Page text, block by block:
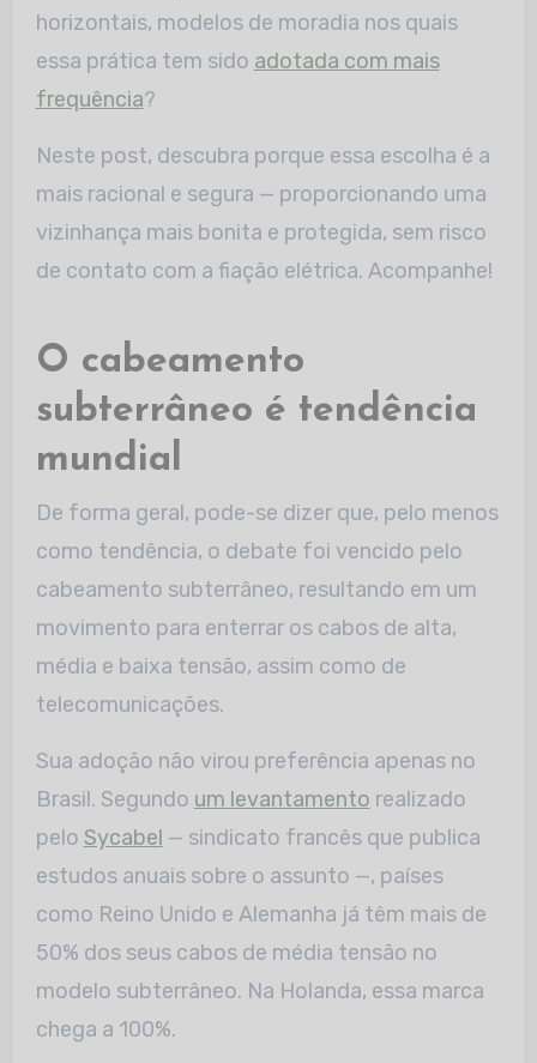
horizontais, modelos de moradia nos quais
essa prática tem sido adotada com mais
frequência?
Neste post, descubra porque essa escolha é a
mais racional e segura — proporcionando uma
vizinhança mais bonita e protegida, sem risco
de contato com a fiação elétrica. Acompanhe!
O cabeamento
subterrâneo é tendência
mundial
De forma geral, pode-se dizer que, pelo menos
como tendência, o debate foi vencido pelo
cabeamento subterrâneo, resultando em um
movimento para enterrar os cabos de alta,
média e baixa tensão, assim como de
telecomunicações.
Sua adoção não virou preferência apenas no
Brasil. Segundo um levantamento realizado
pelo Sycabel — sindicato francês que publica
estudos anuais sobre o assunto —, países
como Reino Unido e Alemanha já têm mais de
50% dos seus cabos de média tensão no
modelo subterrâneo. Na Holanda, essa marca
chega a 100%.